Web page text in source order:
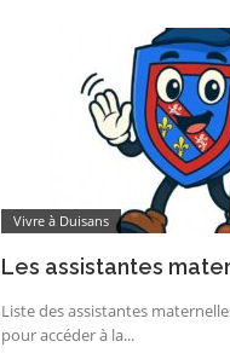
Vivre à Duisans
Les assistantes
Liste des assistantes
pour accéder à la...